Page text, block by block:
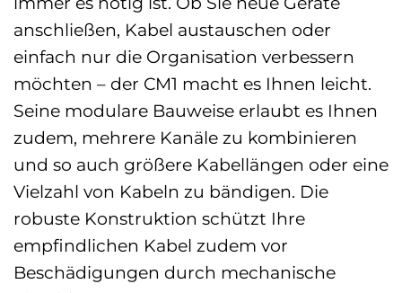
anschließen, Kabel austauschen oder
einfach nur die Organisation verbessern
möchten – der CM1 macht es Ihnen leicht.
Seine modulare Bauweise erlaubt es Ihnen
zudem, mehrere Kanäle zu kombinieren
und so auch größere Kabellängen oder eine
Vielzahl von Kabeln zu bändigen. Die
robuste Konstruktion schützt Ihre
empfindlichen Kabel zudem vor
Beschädigungen durch mechanische